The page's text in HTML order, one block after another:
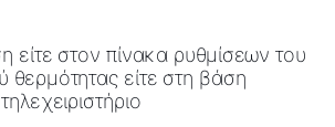
είτε στον πίνακα ρυθμίσεων του
θερμότητας είτε στη βάση